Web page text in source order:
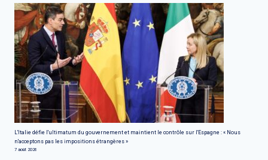
L'Italie défie l'ultimatum du gouvernement et maintient le contrôle sur l'Espagne : « Nous
n'acceptons pas les impositions étrangères »
7 août 2026